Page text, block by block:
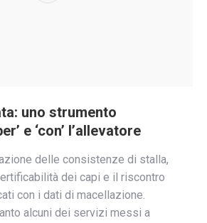
uno strumento
e ‘con’ l’allevatore
delle consistenze di stalla,
dei capi e il riscontro
con i dati di macellazione.
alcuni dei servizi messi a